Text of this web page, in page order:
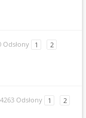
Odsłony 1 2
Odsłony 1 2